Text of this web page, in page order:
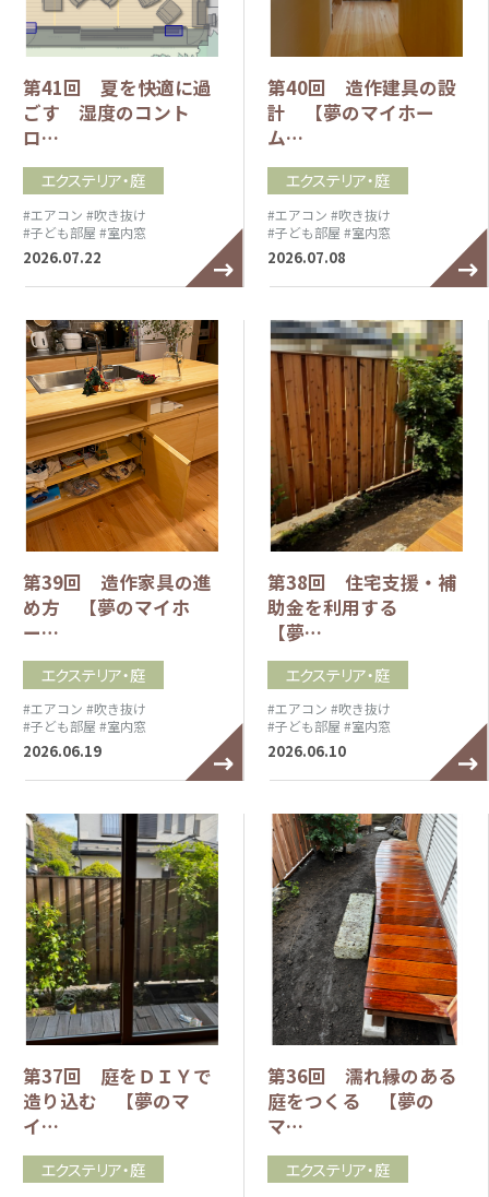
第41回 夏を快適に過
ごす 湿度のコント
ロ…
エクステリア・庭
#エアコン #吹き抜け
#子ども部屋 #室内窓
2026.07.22
第40回 造作建具の設
計 【夢のマイホー
ム…
エクステリア・庭
#エアコン #吹き抜け
#子ども部屋 #室内窓
2026.07.08
第39回 造作家具の進
め方 【夢のマイホ
ー…
エクステリア・庭
#エアコン #吹き抜け
#子ども部屋 #室内窓
2026.06.19
第38回 住宅支援・補
助金を利用する
【夢…
エクステリア・庭
#エアコン #吹き抜け
#子ども部屋 #室内窓
2026.06.10
第37回 庭をＤＩＹで
造り込む 【夢のマ
イ…
エクステリア・庭
第36回 濡れ縁のある
庭をつくる 【夢の
マ…
エクステリア・庭